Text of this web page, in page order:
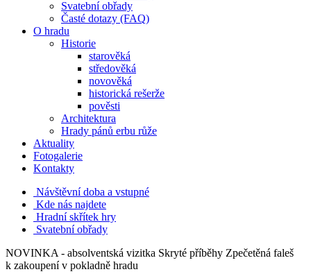
Svatební obřady
Časté dotazy (FAQ)
O hradu
Historie
starověká
středověká
novověká
historická rešerže
pověsti
Architektura
Hrady pánů erbu růže
Aktuality
Fotogalerie
Kontakty
Návštěvní doba a vstupné
Kde nás najdete
Hradní skřítek hry
Svatební obřady
NOVINKA - absolventská vizitka Skryté příběhy Zpečetěná faleš
k zakoupení v pokladně hradu